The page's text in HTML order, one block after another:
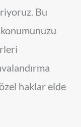
Bu
haklar elde